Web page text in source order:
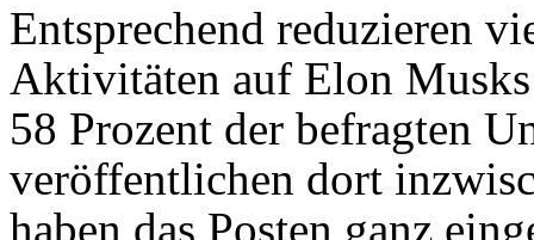
Entsprechend reduzieren
Aktivitäten auf Elon
58 Prozent der befragten
veröffentlichen dort
haben das Posten ganz